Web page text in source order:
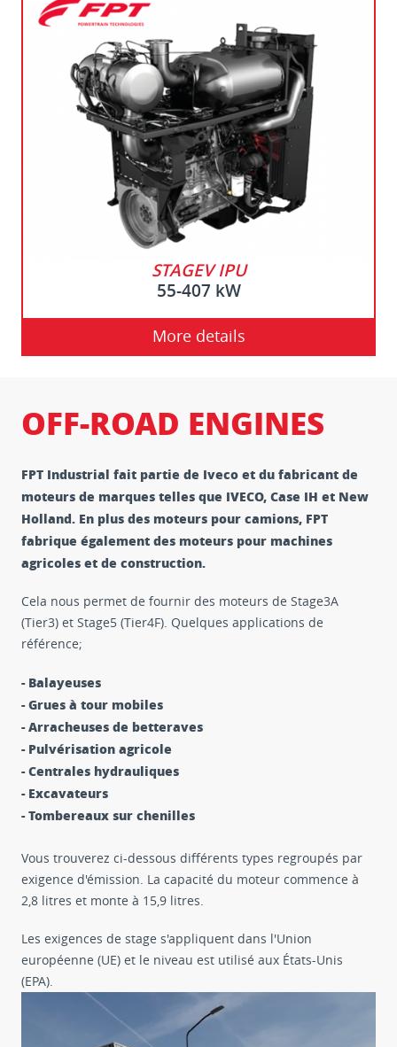
STAGEV IPU
55-407 kW
More details
OFF-ROAD ENGINES
FPT Industrial fait partie de Iveco et du fabricant de
moteurs de marques telles que IVECO, Case IH et New
Holland. En plus des moteurs pour camions, FPT
fabrique également des moteurs pour machines
agricoles et de construction.
Cela nous permet de fournir des moteurs de Stage3A
(Tier3) et Stage5 (Tier4F). Quelques applications de
référence;
- Balayeuses
- Grues à tour mobiles
- Arracheuses de betteraves
- Pulvérisation agricole
- Centrales hydrauliques
- Excavateurs
- Tombereaux sur chenilles
Vous trouverez ci-dessous différents types regroupés par
exigence d'émission. La capacité du moteur commence à
2,8 litres et monte à 15,9 litres.
Les exigences de stage s'appliquent dans l'Union
européenne (UE) et le niveau est utilisé aux États-Unis
(EPA).